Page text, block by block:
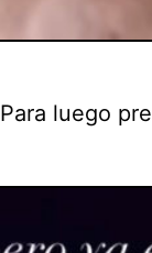
Para luego